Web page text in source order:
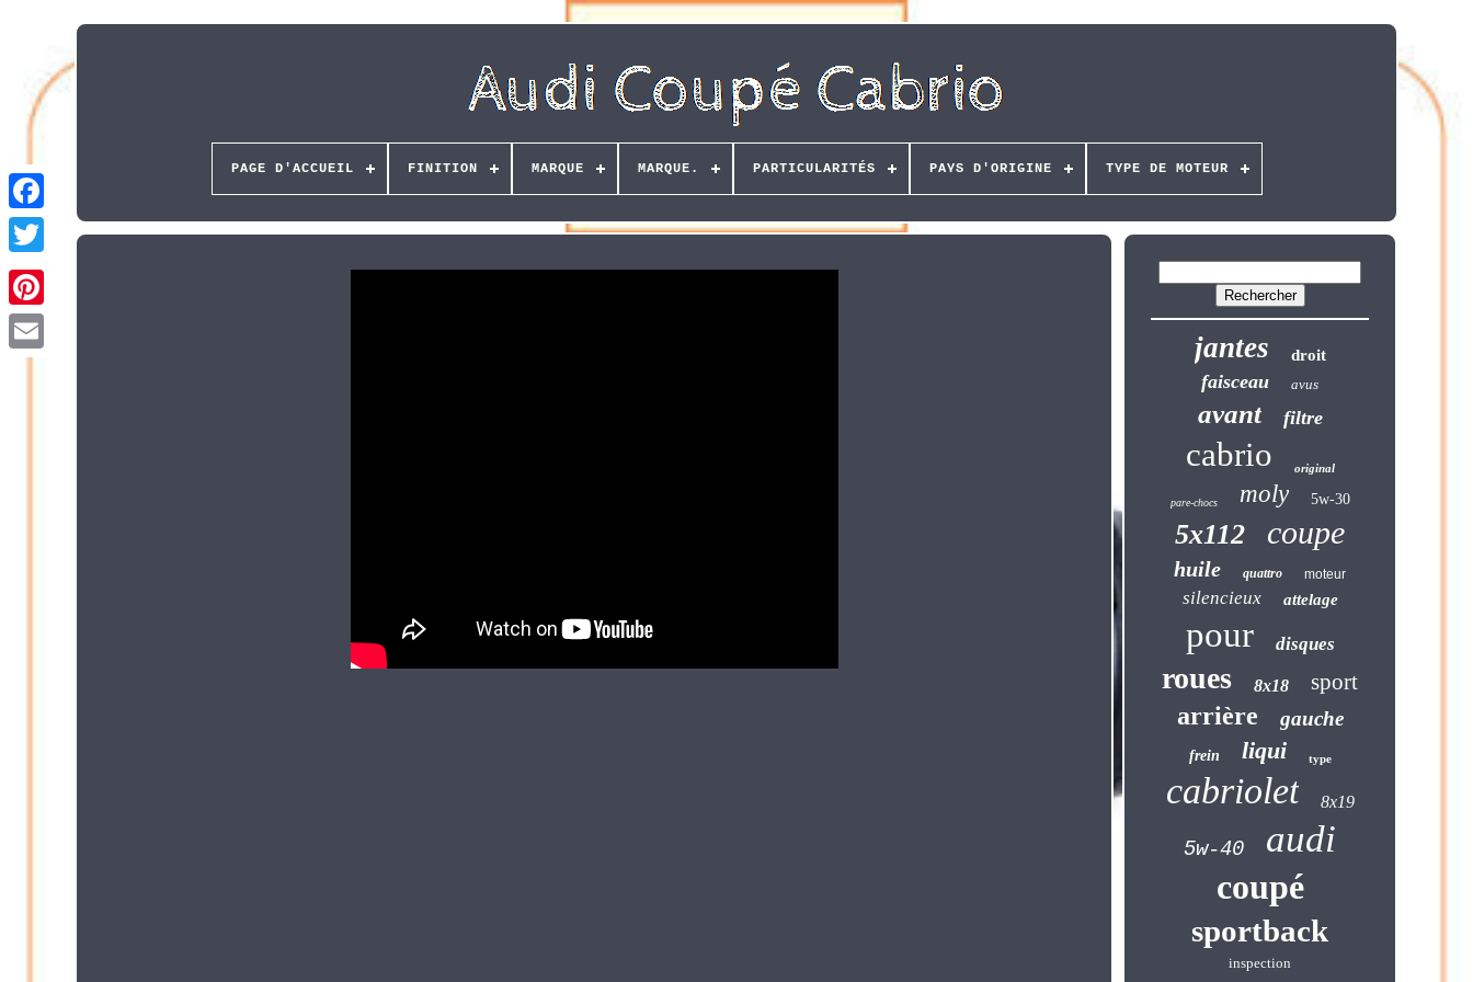
Pinterest
PAGE D'ACCUEIL FINITION MARQUE MARQUE. PARTICULARITÉS PAYS D'ORIGINE TYPE DE MOTEUR
jantes droit
faisceau avus
avant filtre
cabrio original
pare-chocs moly 5w-30
5x112 coupe
huile quattro moteur
silencieux attelage
pour disques
roues 8x18 sport
arrière gauche
frein liqui type
cabriolet 8x19
5w-40 audi
coupé
sportback
inspection